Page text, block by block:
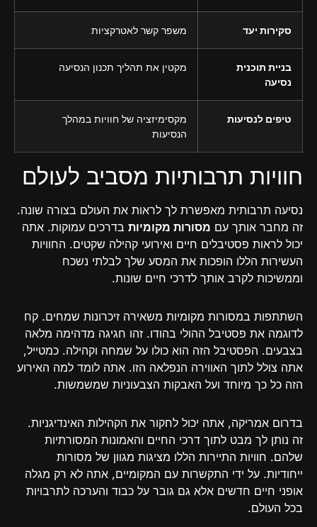
סקירות יעד משפר קשר לאטרקציות
בניית תוכנית
נסיעה
מקטין את תהליך תכנון הנסיעה
טיפים לנסיעות
מקסימיזציה של חוויות במהלך
הנסיעות
חוויות תרבותיות מסביב לעולם
נסיעה תרבותית מאפשרת לך לראות את העולם בצורה שונה.
זה מחבר אותך עם מסורות מקומיות בדרכים עמוקות. אתה
יכול לראות פסטיבלים חיים ואירועי קהילה שקטים. החוויות
העשירות הללו הופכות את המסע שלך לבלתי נשכח
וממשיכות לקרב אותך לדרכי חיים שונות.
השתתפות במסורות מקומיות משאירה זיכרונות שמחים. קח
לדוגמה את פסטיבל ההולי בהודו. זהו חגיגה מדהימה מלאה
בצבעים. הפסטיבל הזה הוא כולו על שמחה וקהילה. כמטייל,
אתה צולל לתוך האווירה הנפלאה הזו. אתה לומד למה האירוע
הזה כל כך מיוחד ועל האבקות הצבעוניות שמשמשות.
בדרום אמריקה, אתה יכול לחקור את הקהילות האינדיגניות.
זה נותן לך מבט לתוך דרכי החיים והאמונות המסורתיות
שלהם. חוויות התיירות הללו מציגות מגוון של מסורות
ייחודיות. על ידי התקשרות עם המקומיים, אתה לא רק מגלה
אופני חיים חדשים אלא גם גובר על כבוד והערכה לתרבויות
בכל העולם.